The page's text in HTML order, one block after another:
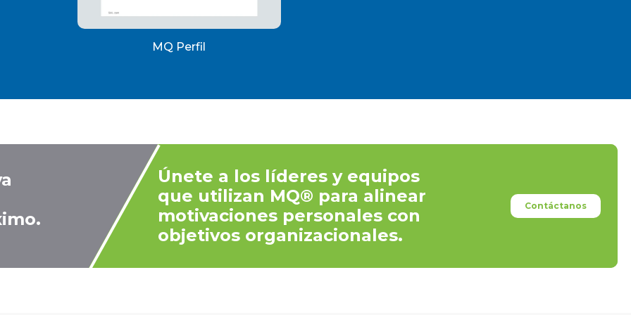
MQ Perfil
Únete a los líderes y equipos
que utilizan MQ® para alinear
motivaciones personales con
objetivos organizacionales.
Contáctanos